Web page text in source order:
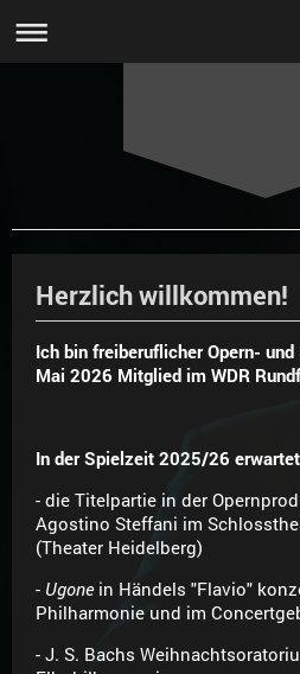
Herzlich willkommen!
Ich bin freiberuflicher Opern-
Mai 2026 Mitglied im WDR
In der Spielzeit 2025/26
- die Titelpartie in der
Agostino Steffani im
(Theater Heidelberg)
- Ugonein Händels "Flavio"
Philharmonie und im
- J. S. Bachs